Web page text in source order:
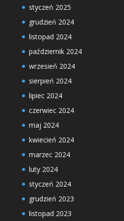
styczeń 2025
grudzień 2024
listopad 2024
październik 2024
wrzesień 2024
sierpień 2024
lipiec 2024
czerwiec 2024
maj 2024
kwiecień 2024
marzec 2024
luty 2024
styczeń 2024
grudzień 2023
listopad 2023